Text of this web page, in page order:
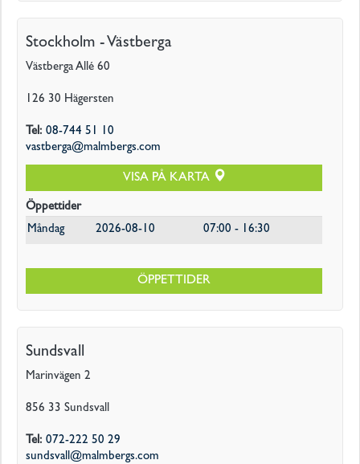
Stockholm - Västberga
Västberga Allé 60
126 30 Hägersten
Tel: 08-744 51 10
vastberga@malmbergs.com
VISA PÅ KARTA
Öppettider
Måndag
2026-08-10 07:00 - 16:30
ÖPPETTIDER
Sundsvall
Marinvägen 2
856 33 Sundsvall
Tel: 072-222 50 29
sundsvall@malmbergs.com